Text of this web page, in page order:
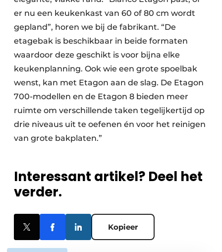
er nu een keukenkast van 60 of 80 cm wordt
gepland”, horen we bij de fabrikant. “De
etagebak is beschikbaar in beide formaten
waardoor deze geschikt is voor bijna elke
keukenplanning. Ook wie een grote spoelbak
wenst, kan met Etagon aan de slag. De Etagon
700-modellen en de Etagon 8 bieden meer
ruimte om verschillende taken tegelijkertijd op
drie niveaus uit te oefenen én voor het reinigen
van grote bakplaten.”
Interessant artikel? Deel het
verder.
Kopieer